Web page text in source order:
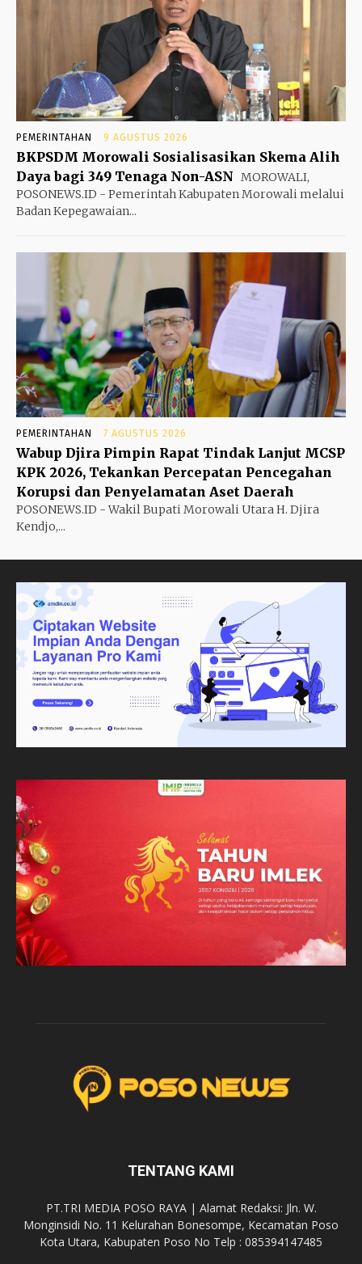
PEMERINTAHAN 9 AGUSTUS 2026
BKPSDM Morowali Sosialisasikan Skema Alih
Daya bagi 349 Tenaga Non-ASN MOROWALI,
POSONEWS.ID - Pemerintah Kabupaten Morowali melalui
Badan Kepegawaian...
PEMERINTAHAN 7 AGUSTUS 2026
Wabup Djira Pimpin Rapat Tindak Lanjut MCSP
KPK 2026, Tekankan Percepatan Pencegahan
Korupsi dan Penyelamatan Aset Daerah
POSONEWS.ID - Wakil Bupati Morowali Utara H. Djira
Kendjo,...
TENTANG KAMI
PT.TRI MEDIA POSO RAYA | Alamat Redaksi: Jln. W.
Monginsidi No. 11 Kelurahan Bonesompe, Kecamatan Poso
Kota Utara, Kabupaten Poso No Telp : 085394147485